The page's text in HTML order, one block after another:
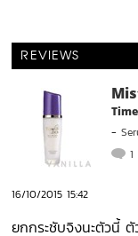
REVIEWS
-
16/10/2015 15:42
ยกกระชับจิงนะตัวนี้ ตั